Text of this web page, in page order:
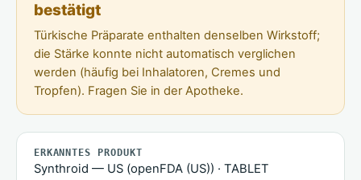
bestätigt
Türkische Präparate enthalten denselben Wirkstoff;
die Stärke konnte nicht automatisch verglichen
werden (häufig bei Inhalatoren, Cremes und
Tropfen). Fragen Sie in der Apotheke.
ERKANNTES PRODUKT
Synthroid — US (openFDA (US)) · TABLET